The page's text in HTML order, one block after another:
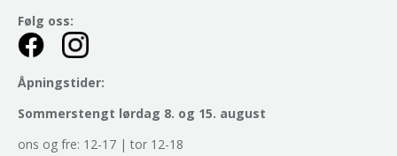
Følg oss:
Åpningstider:
Sommerstengt lørdag 8. og 15. august
ons og fre: 12-17 | tor 12-18